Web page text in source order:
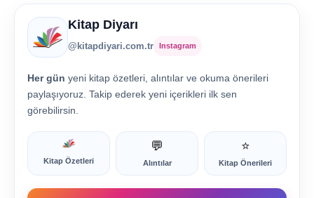
Kitap Diyarı
@kitapdiyari.com.tr Instagram
Her gün yeni kitap özetleri, alıntılar ve okuma önerileri
paylaşıyoruz. Takip ederek yeni içerikleri ilk sen
görebilirsin.
Kitap Özetleri
💬
Alıntılar
⭐
Kitap Önerileri